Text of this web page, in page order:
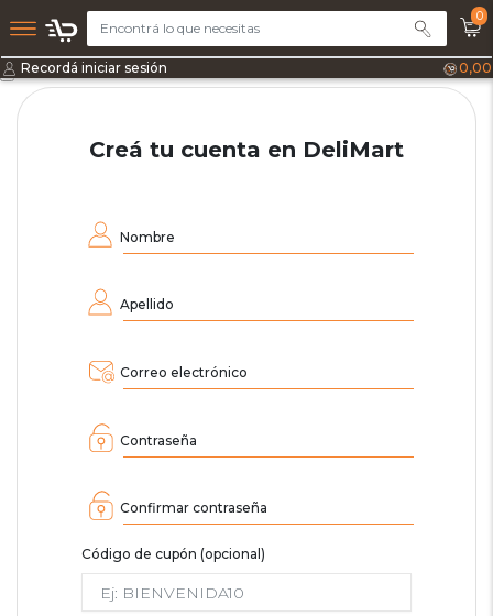
0
Recordá iniciar sesión 0,00
Creá tu cuenta en DeliMart
Nombre
Apellido
Correo electrónico
Contraseña
Confirmar contraseña
Código de cupón (opcional)